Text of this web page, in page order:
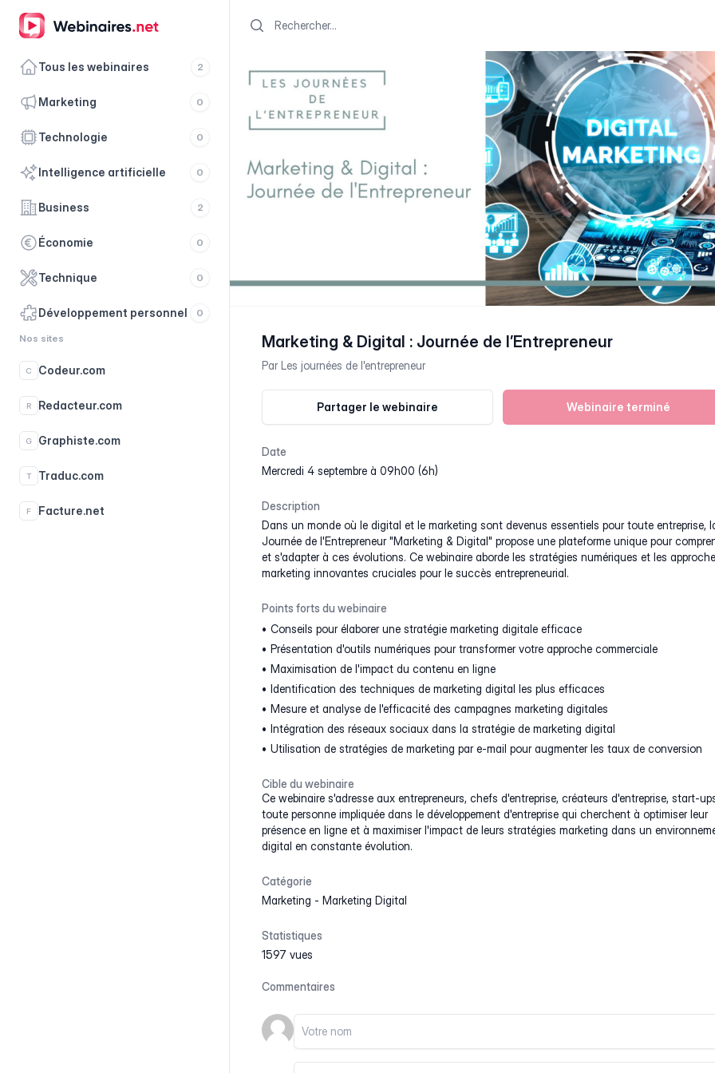
Tous les webinaires 2
marketing 0
technologie 0
intelligence artificielle 0
business 2
économie 0
technique 0
développement personnel 0
Nos sites
C Codeur.com
R Redacteur.com
G Graphiste.com
T Traduc.com
F Facture.net
Search
Marketing & Digital : Journée de l’Entrepreneur
ParLes journées de l'entrepreneur
Partager le webinaire Webinaire terminé
Date
mercredi 4 septembre à 09h00 (6h)
Description
Dans un monde où le digital et le marketing sont devenus essentiels pour toute entreprise,
Journée de l'Entrepreneur "Marketing & Digital" propose une plateforme unique pour
et s'adapter à ces évolutions. Ce webinaire aborde les stratégies numériques et les
marketing innovantes cruciales pour le succès entrepreneurial.
Points forts du webinaire
Conseils pour élaborer une stratégie marketing digitale efficace
Présentation d'outils numériques pour transformer votre approche commerciale
Maximisation de l'impact du contenu en ligne
Identification des techniques de marketing digital les plus efficaces
Mesure et analyse de l'efficacité des campagnes marketing digitales
Intégration des réseaux sociaux dans la stratégie de marketing digital
Utilisation de stratégies de marketing par e-mail pour augmenter les taux de conversion
Cible du webinaire
Ce webinaire s'adresse aux entrepreneurs, chefs d'entreprise, créateurs d'entreprise, start-
toute personne impliquée dans le développement d'entreprise qui cherchent à optimiser leur
présence en ligne et à maximiser l'impact de leurs stratégies marketing dans un
digital en constante évolution.
Catégorie
Marketing - Marketing Digital
Statistiques
1597 vues
Commentaires
Votre nom